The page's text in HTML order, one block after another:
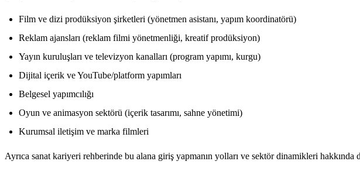
Film ve dizi prodüksiyon şirketleri (yönetmen asistanı, yapım koordinatörü)
Reklam ajansları (reklam filmi yönetmenliği, kreatif prodüksiyon)
Yayın kuruluşları ve televizyon kanalları (program yapımı, kurgu)
Dijital içerik ve YouTube/platform yapımları
Belgesel yapımcılığı
Oyun ve animasyon sektörü (içerik tasarımı, sahne yönetimi)
Kurumsal iletişim ve marka filmleri
Ayrıca sanat kariyeri rehberinde bu alana giriş yapmanın yolları ve sektör dinamikleri hakkında